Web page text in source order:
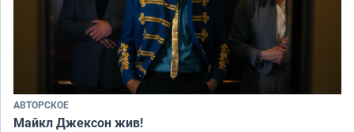
АВТОРСКОЕ
Майкл Джексон жив!